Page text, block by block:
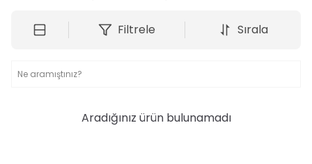
Filtrele Sırala
Aradığınız ürün bulunamadı